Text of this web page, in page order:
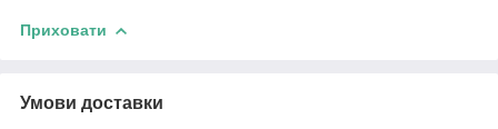
Приховати
Умови доставки